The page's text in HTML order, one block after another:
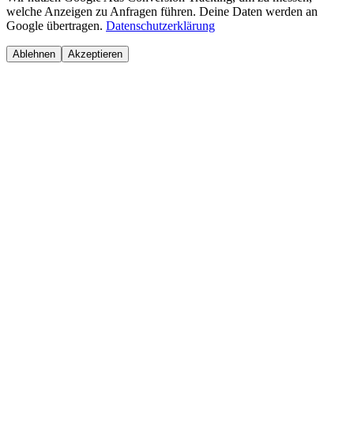
welche Anzeigen zu Anfragen führen. Deine Daten werden an
Google übertragen. Datenschutzerklärung
Ablehnen Akzeptieren